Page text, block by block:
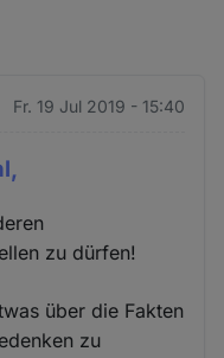
Fr. 19 Jul 2019 - 15:40
zu dürfen!
über die Fakten
zu